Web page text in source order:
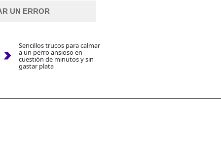
UN ERROR
Sencillos trucos para calmar
a un perro ansioso en
cuestión de minutos y sin
gastar plata